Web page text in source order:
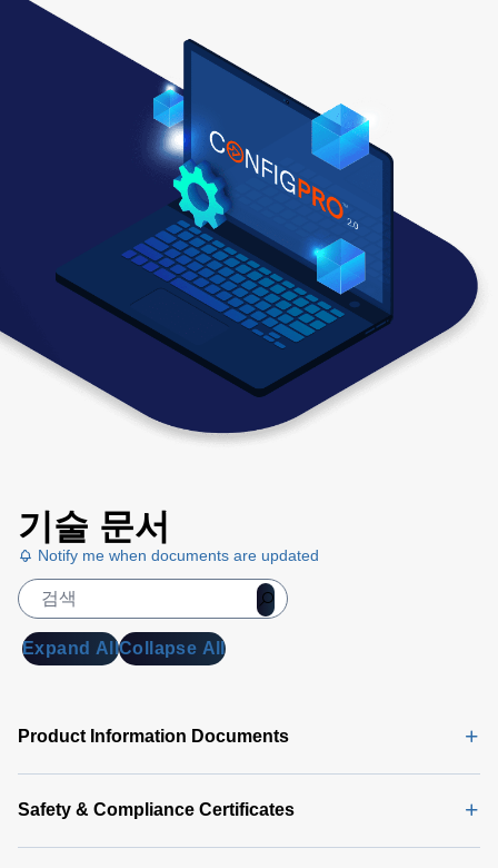
기술 문서
Notify me when documents are updated
Expand AllCollapse All
Product Information Documents
Safety & Compliance Certificates